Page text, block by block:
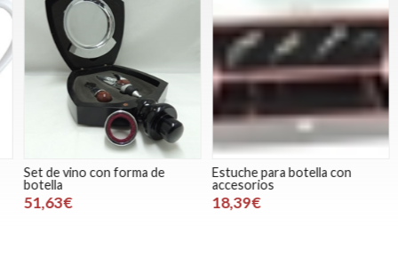
Set de vino con forma de
botella
51,63€
Estuche para botella con
accesorios
18,39€